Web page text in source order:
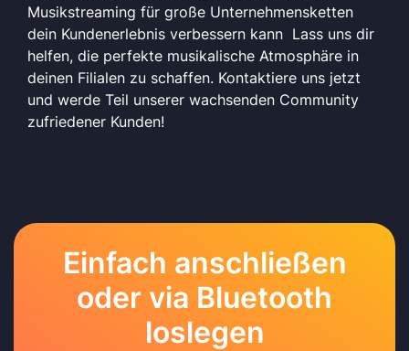
Musikstreaming für große Unternehmensketten
dein Kundenerlebnis verbessern kann Lass uns dir
helfen, die perfekte musikalische Atmosphäre in
deinen Filialen zu schaffen. Kontaktiere uns jetzt
und werde Teil unserer wachsenden Community
zufriedener Kunden!
Einfach anschließen
oder via Bluetooth
loslegen